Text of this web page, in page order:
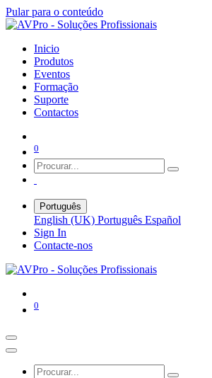
Pular para o conteúdo
Inicio
Produtos
Eventos
Formação
Suporte
Contactos
0
Português
English (UK) Português Español
Sign In
Contacte-nos
0